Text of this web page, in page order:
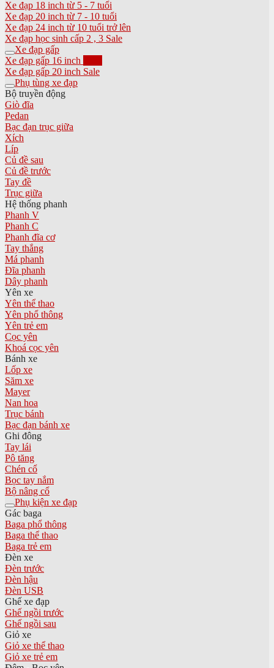
Xe đạp 18 inch từ 5 - 7 tuổi
Xe đạp 20 inch từ 7 - 10 tuổi
Xe đạp 24 inch từ 10 tuổi trở lên
Xe đạp học sinh cấp 2 , 3
Xe đạp gấp
Xe đạp gấp 16 inch
Xe đạp gấp 20 inch
Phụ tùng xe đạp
Bộ truyền động
Giò đĩa
Pedan
Bạc đạn trục giữa
Xích
Líp
Củ đề sau
Củ đề trước
Tay đề
Trục giữa
Hệ thống phanh
Phanh V
Phanh C
Phanh đĩa cơ
Tay thắng
Má phanh
Đĩa phanh
Dây phanh
Yên xe
Yên thể thao
Yên phổ thông
Yên trẻ em
Cọc yên
Khoá cọc yên
Bánh xe
Lốp xe
Săm xe
Mayer
Nan hoa
Trục bánh
Bạc đạn bánh xe
Ghi đông
Tay lái
Pô tăng
Chén cổ
Bọc tay nắm
Bộ nâng cổ
Phụ kiện xe đạp
Gác baga
Baga phổ thông
Baga thể thao
Baga trẻ em
Đèn xe
Đèn trước
Đèn hậu
Đèn USB
Ghế xe đạp
Ghế ngồi trước
Ghế ngồi sau
Giỏ xe
Giỏ xe thể thao
Giỏ xe trẻ em